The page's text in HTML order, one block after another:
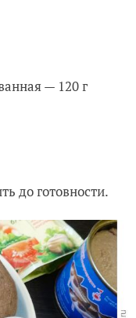
— 120 г
до готовности.